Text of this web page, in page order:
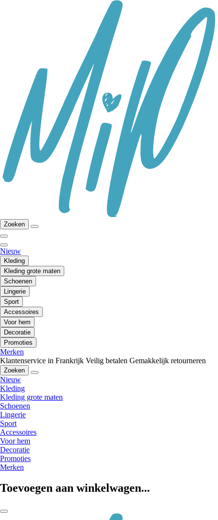
Zoeken
Nieuw
Kleding
Kleding grote maten
Schoenen
Lingerie
Sport
Accessoires
Voor hem
Decoratie
Promoties
Merken
Klantenservice in Frankrijk Veilig betalen Gemakkelijk retourneren
Zoeken
Nieuw
Kleding
Kleding grote maten
Schoenen
Lingerie
Sport
Accessoires
Voor hem
Decoratie
Promoties
Merken
Toevoegen aan winkelwagen...